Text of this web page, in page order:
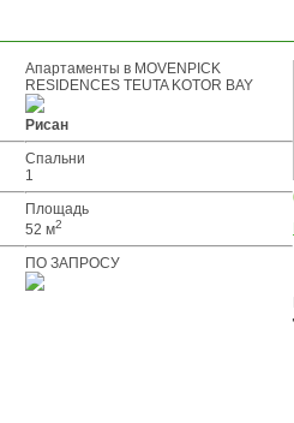
Апартаменты в MOVENPICK
RESIDENCES TEUTA KOTOR BAY
Рисан
Спальни
1
Площадь
52 м2
ПО ЗАПРОСУ